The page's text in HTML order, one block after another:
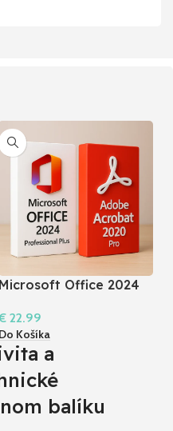
Microsoft Office 2024
Pro
22.99
Do Košíka
a
balíku